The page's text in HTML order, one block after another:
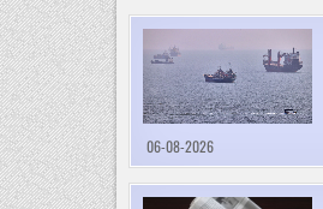
06-08-2026